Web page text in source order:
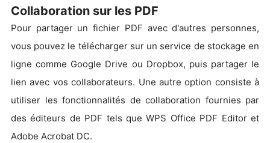
Collaboration sur les PDF
Pour partager un fichier PDF avec d'autres personnes,
vous pouvez le télécharger sur un service de stockage en
ligne comme Google Drive ou Dropbox, puis partager le
lien avec vos collaborateurs. Une autre option consiste à
utiliser les fonctionnalités de collaboration fournies par
des éditeurs de PDF tels que WPS Office PDF Editor et
Adobe Acrobat DC.